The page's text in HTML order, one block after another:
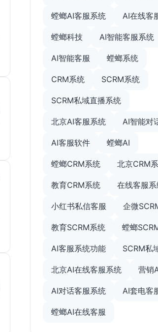
螳螂AI客服系统 AI在线客
螳螂科技 AI智能客服系统
AI智能客服 螳螂系统
CRM系统 SCRM系统
SCRM私域直播系统
北京AI客服系统 AI智能对
AI客服软件 螳螂AI
螳螂CRM系统 北京CRM
教育CRM系统 在线客服
小红书私信客服 企微
教育SCRM系统 螳螂
AI客服系统功能 SCRM私
北京AI在线客服系统 营销
AI对话客服系统 AI套电客
螳螂AI在线客服